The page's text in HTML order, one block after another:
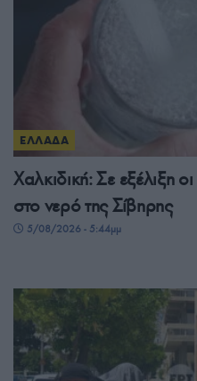
ΕΛΛΑΔΑ
Χαλκιδική: Σε εξέλιξη
στο νερό της Σίβηρης
5/08/2026 - 5:44μμ